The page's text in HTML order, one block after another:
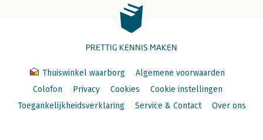
PRETTIG KENNIS MAKEN
Thuiswinkel waarborg
Algemene voorwaarden
Colofon
Privacy Cookies
Cookie instellingen
Toegankelijkheidsverklaring
Service & Contact Over ons